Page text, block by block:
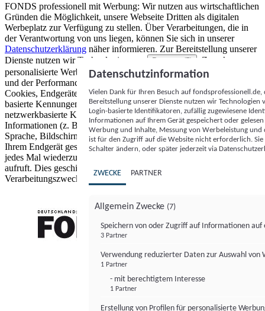
FONDS professionell mit Werbung: Wir nutzen aus wirtschaftlichen
Gründen die Möglichkeit, unsere Webseite Dritten als digitalen
Werbeplatz zur Verfügung zu stellen. Über Verarbeitungen, die in
der Verantwortung von uns liegen, können Sie sich in unserer
Datenschutzerklärung näher informieren. Zur Bereitstellung unserer
Dienste nutzen wir Technologien von
Partnern (5)
. Zwecke:
personalisierte Werbung und Inhalte, Messung von Werbeleistung
und der Performance von Inhalten sowie Zielgruppenforschung.
Cookies, Endgeräte- oder ähnliche Online-Kennungen (z. B. login-
basierte Kennungen, zufällig generierte Kennungen,
netzwerkbasierte Kennungen) können zusammen mit anderen
Informationen (z. B. Browsertyp und Browserinformationen,
Sprache, Bildschirmgröße, unterstützte Technologien usw.) auf
Ihrem Endgerät gespeichert oder von dort ausgelesen werden, um es
jedes Mal wiederzuerkennen, wenn es eine App oder einer Webseite
aufruft. Dies geschieht für einen oder mehrere der hier aufgeführten
Verarbeitungszwecke.
Datenschutzinformation
Vielen Dank für Ihren Besuch auf
Bereitstellung unserer Dienste nutzen wir Technologien
Login-basierte Identifikatoren, zufällig zugewiesene
Informationen auf Ihrem Gerät gespeichert oder
Werbung und Inhalte, Messung von Werbeleistung
ist für den Zugriff auf die Website nicht erforderlich.
Schalter ändern, oder später jederzeit via
ZWECKE PARTNER
Allgemein Zwecke (7)
Speichern von oder Zugriff auf Informationen auf
3 Partner
Verwendung reduzierter Daten zur Auswahl von
1 Partner
- mit berechtigtem Interesse
1 Partner
Erstellung von Profilen für personalisierte
FONDS professionell